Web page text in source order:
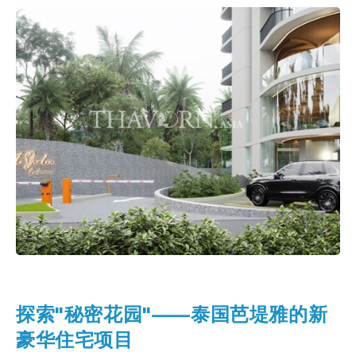
探索"秘密花园"——泰国芭堤雅的新
豪华住宅项目